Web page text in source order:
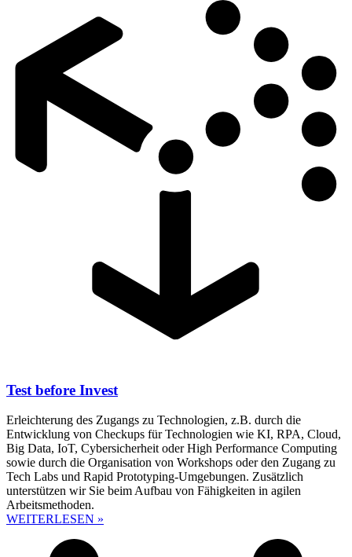
Test before Invest
Erleichterung des Zugangs zu Technologien, z.B. durch die
Entwicklung von Checkups für Technologien wie KI, RPA, Cloud,
Big Data, IoT, Cybersicherheit oder High Performance Computing
sowie durch die Organisation von Workshops oder den Zugang zu
Tech Labs und Rapid Prototyping-Umgebungen. Zusätzlich
unterstützen wir Sie beim Aufbau von Fähigkeiten in agilen
Arbeitsmethoden.
WEITERLESEN »